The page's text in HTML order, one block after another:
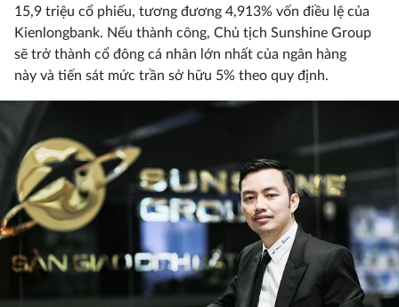
15,9 triệu cổ phiếu, tương đương 4,913% vốn điều lệ của
Kienlongbank. Nếu thành công, Chủ tịch Sunshine Group
sẽ trở thành cổ đông cá nhân lớn nhất của ngân hàng
này và tiến sát mức trần sở hữu 5% theo quy định.